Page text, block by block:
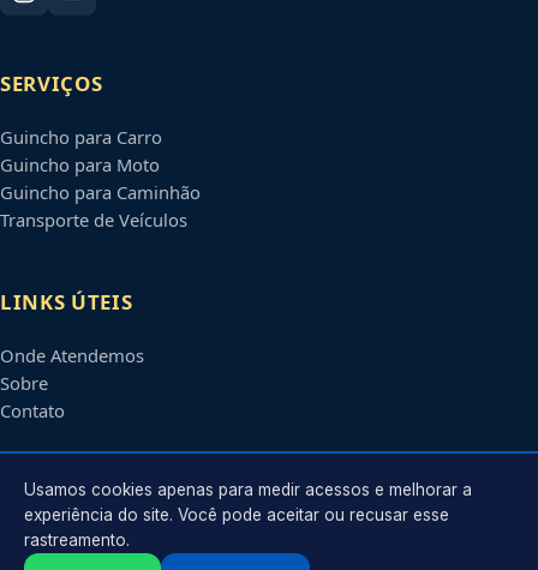
SERVIÇOS
Guincho para Carro
Guincho para Moto
Guincho para Caminhão
Transporte de Veículos
LINKS ÚTEIS
Onde Atendemos
Sobre
Contato
CONTATO
Atendimento em
Usamos cookies apenas para medir acessos e melhorar a
experiência do site. Você pode aceitar ou recusar esse
rastreamento.